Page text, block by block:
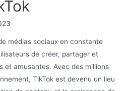
médias sociaux en constante
de créer, partager et
et amusantes. Avec des millions
TikTok est devenu un lieu